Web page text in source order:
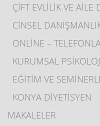
ÇİFT EVLİLİK VE AİLE
CİNSEL
ONLİNE –
KURUMSAL
EĞİTİM VE
KONYA DİYETİSYEN
MAKALELER